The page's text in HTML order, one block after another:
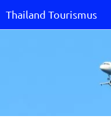
Thailand Tourismus